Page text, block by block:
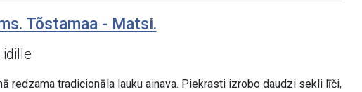
Tõstamaa - Matsi.
idille
redzama tradicionāla lauku ainava. Piekrasti izrobo daudzi sekli līči,